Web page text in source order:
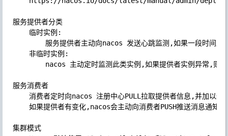
服务提供者分类
服务消费者
集群模式